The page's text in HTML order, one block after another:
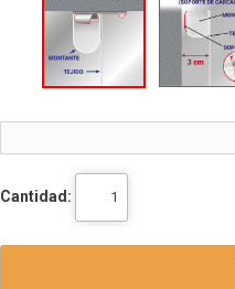
Cantidad: